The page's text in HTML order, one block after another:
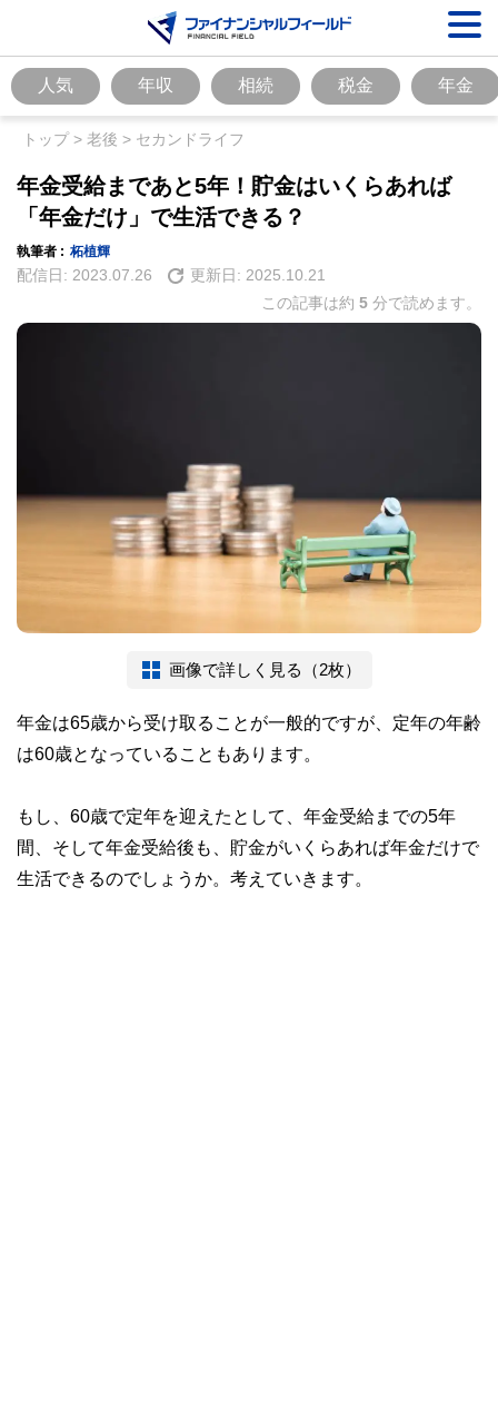
人気 年収 相続 税金 年金
トップ> 老後 > セカンドライフ
年金受給まであと5年！貯金はいくらあれば
「年金だけ」で生活できる？
執筆者 : 柘植輝
配信日: 2023.07.26 更新日: 2025.10.21
この記事は約 5 分で読めます。
画像で詳しく見る（2枚）
年金は65歳から受け取ることが一般的ですが、定年の年齢
は60歳となっていることもあります。
もし、60歳で定年を迎えたとして、年金受給までの5年
間、そして年金受給後も、貯金がいくらあれば年金だけで
生活できるのでしょうか。考えていきます。